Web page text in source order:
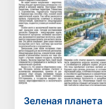
Зеленая планета